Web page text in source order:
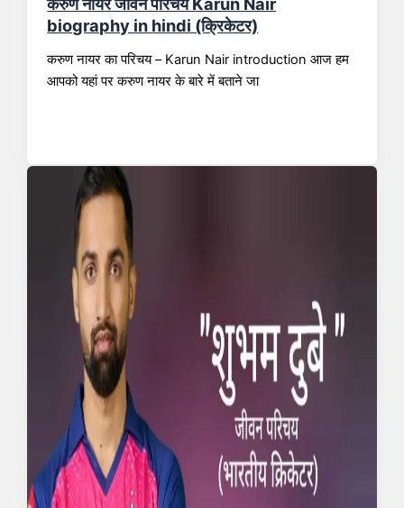
biography in hindi (क्रिकेटर)
करुण नायर का परिचय – Karun Nair introduction आज हम
आपको यहां पर करुण नायर के बारे में बताने जा